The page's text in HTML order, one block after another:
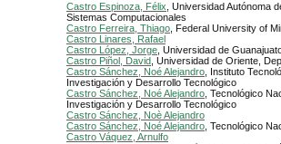
Castro Espinoza, Félix , Universidad Autónoma
Sistemas Computacionales
Castro Ferreira, Thiago , Federal University of
Castro Linares, Rafael
Castro López, Jorge , Universidad de
Castro Piñol, David , Universidad de Oriente,
Castro Sánchez, Noé Alejandro , Instituto
Investigación y Desarrollo Tecnológico
Castro Sánchez, Noé Alejandro , Tecnológico
Investigación y Desarrollo Tecnológico
Castro Sánchez, Noè Alejandro
Castro Sánchez, Noé Alejandro , Tecnológico
Castro Váquez, Arnulfo